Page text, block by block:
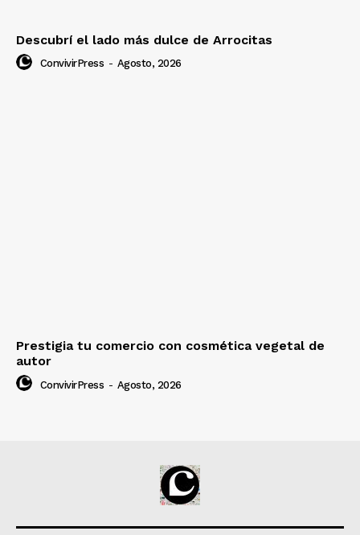
Descubrí el lado más dulce de Arrocitas
ConvivirPress - Agosto, 2026
Prestigia tu comercio con cosmética vegetal de
autor
ConvivirPress - Agosto, 2026